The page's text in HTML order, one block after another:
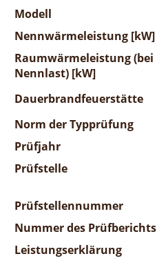
Modell
Nennwärmeleistung [kW]
Raumwärmeleistung (bei
Nennlast) [kW]
Dauerbrandfeuerstätte
Norm der Typprüfung
Prüfjahr
Prüfstelle
Prüfstellennummer
Nummer des Prüfberichts
Leistungserklärung